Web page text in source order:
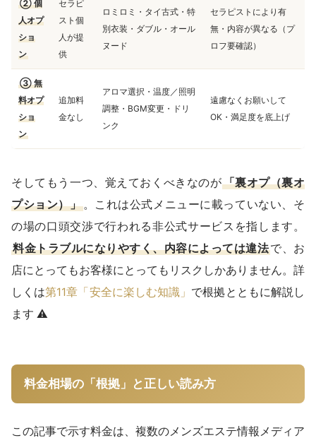
② 個
人オプ
ショ
ン
セラピ
スト個
人が提
供
ロミロミ・タイ古式・特
別衣装・ダブル・オール
ヌード
セラピストにより有
無・内容が異なる（プ
ロフ要確認）
③ 無
料オプ
ショ
ン
追加料
金なし
アロマ選択・温度／照明
調整・BGM変更・ドリ
ンク
遠慮なくお願いして
OK・満足度を底上げ
そしてもう一つ、覚えておくべきなのが「裏オプ（裏オ
プション）」。これは公式メニューに載っていない、そ
の場の口頭交渉で行われる非公式サービスを指します。
料金トラブルになりやすく、内容によっては違法で、お
店にとってもお客様にとってもリスクしかありません。詳
しくは第11章「安全に楽しむ知識」 で根拠とともに解説し
ます ⚠️
料金相場の「根拠」と正しい読み方
この記事で示す料金は、複数のメンズエステ情報メディア